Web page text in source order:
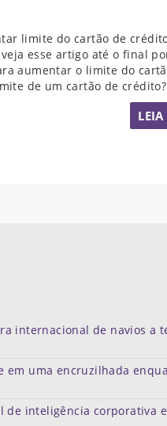
limite do cartão de
veja esse artigo até o final
aumentar o limite do
de um cartão de
internacional de navios a
em uma encruzilhada
de inteligência corporativa